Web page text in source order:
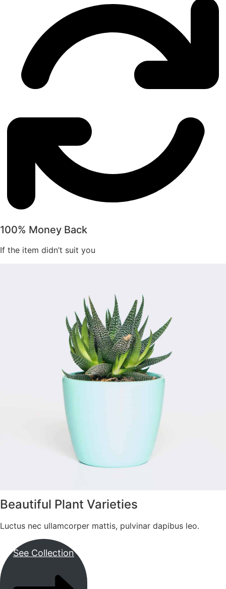
100% Money Back
If the item didn’t suit you
Beautiful Plant Varieties
Luctus nec ullamcorper mattis, pulvinar dapibus leo.
See Collection